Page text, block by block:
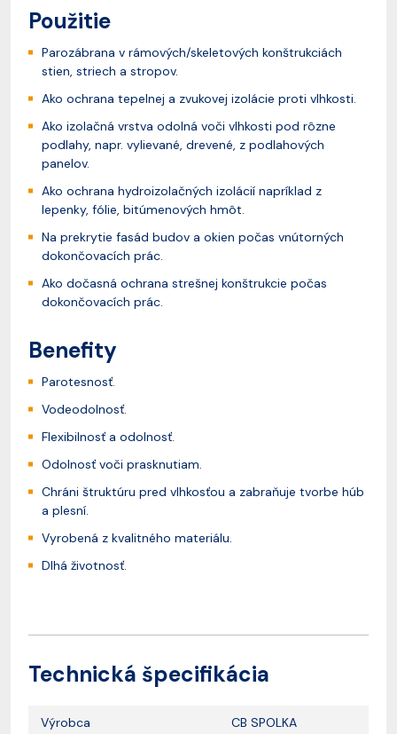
Použitie
Parozábrana v rámových/skeletových konštrukciách
stien, striech a stropov.
Ako ochrana tepelnej a zvukovej izolácie proti vlhkosti.
Ako izolačná vrstva odolná voči vlhkosti pod rôzne
podlahy, napr. vylievané, drevené, z podlahových
panelov.
Ako ochrana hydroizolačných izolácií napríklad z
lepenky, fólie, bitúmenových hmôt.
Na prekrytie fasád budov a okien počas vnútorných
dokončovacích prác.
Ako dočasná ochrana strešnej konštrukcie počas
dokončovacích prác.
Benefity
Parotesnosť.
Vodeodolnosť.
Flexibilnosť a odolnosť.
Odolnosť voči prasknutiam.
Chráni štruktúru pred vlhkosťou a zabraňuje tvorbe húb
a plesní.
Vyrobená z kvalitného materiálu.
Dlhá životnosť.
Technická špecifikácia
Výrobca CB SPOLKA